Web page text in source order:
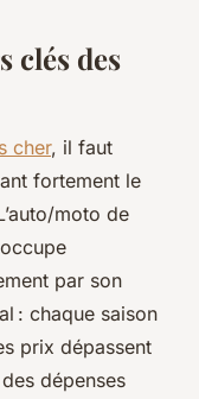
clés des
cher, il faut
fortement le
moto de
par son
: chaque saison
prix dépassent
dépenses